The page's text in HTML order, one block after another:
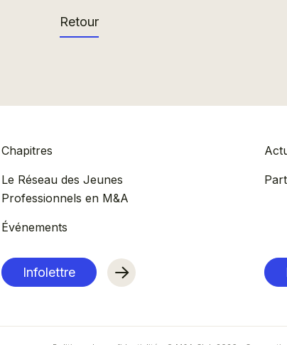
Retour
Chapitres
Le Réseau des Jeunes
Professionnels en M&A
Événements
Infolettre